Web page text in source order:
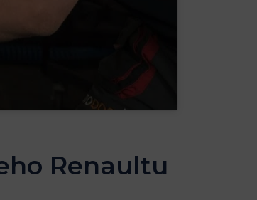
Renaultu